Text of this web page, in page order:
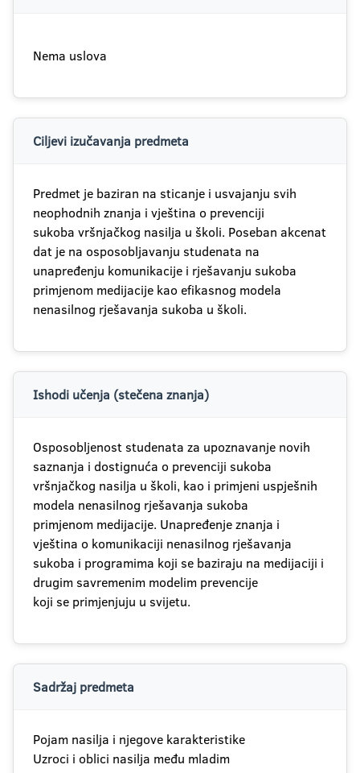
Nema uslova
Ciljevi izučavanja predmeta
Predmet je baziran na sticanje i usvajanju svih
neophodnih znanja i vještina o prevenciji
sukoba vršnjačkog nasilja u školi. Poseban akcenat
dat je na osposobljavanju studenata na
unapređenju komunikacije i rješavanju sukoba
primjenom medijacije kao efikasnog modela
nenasilnog rješavanja sukoba u školi.
Ishodi učenja (stečena znanja)
Osposobljenost studenata za upoznavanje novih
saznanja i dostignuća o prevenciji sukoba
vršnjačkog nasilja u školi, kao i primjeni uspješnih
modela nenasilnog rješavanja sukoba
primjenom medijacije. Unapređenje znanja i
vještina o komunikaciji nenasilnog rješavanja
sukoba i programima koji se baziraju na medijaciji i
drugim savremenim modelim prevencije
koji se primjenjuju u svijetu.
Sadržaj predmeta
Pojam nasilja i njegove karakteristike
Uzroci i oblici nasilja među mladim